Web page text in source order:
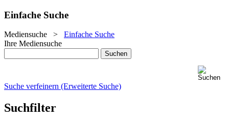
Einfache Suche
Mediensuche > Einfache Suche
Ihre Mediensuche
Suche verfeinern (Erweiterte Suche)
Suchfilter